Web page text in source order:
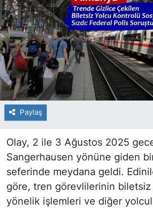
Paylaş
Olay, 2 ile 3 Ağustos 2025
Sangerhausen yönüne giden
seferinde meydana geldi.
göre, tren görevlilerinin
yönelik işlemleri ve diğer